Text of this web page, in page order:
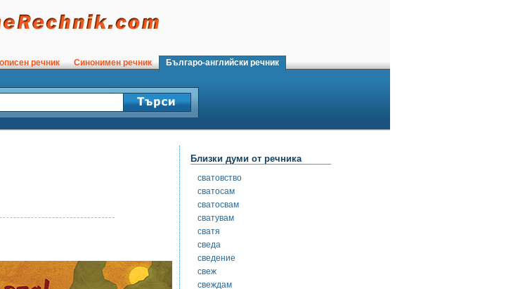
речник Синонимен речник Българо-английски речник
Близки думи от речника
сватовство
сватосам
сватосвам
сватувам
сватя
сведа
сведение
свеж
свеждам